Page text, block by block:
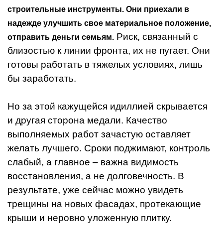
строительные инструменты. Они приехали в
надежде улучшить свое материальное положение,
отправить деньги семьям. Риск, связанный с
близостью к линии фронта, их не пугает. Они
готовы работать в тяжелых условиях, лишь
бы заработать.
Но за этой кажущейся идиллией скрывается
и другая сторона медали. Качество
выполняемых работ зачастую оставляет
желать лучшего. Сроки поджимают, контроль
слабый, а главное – важна видимость
восстановления, а не долговечность. В
результате, уже сейчас можно увидеть
трещины на новых фасадах, протекающие
крыши и неровно уложенную плитку.